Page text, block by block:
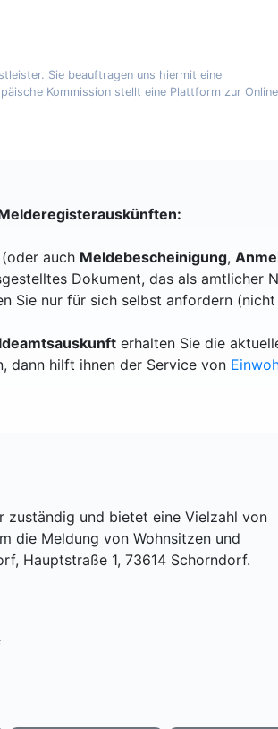
Sie beauftragen uns hiermit eine
Kommission stellt eine Plattform zur
(oder auch Meldebescheinigung,
Dokument, das als amtlicher
Sie nur für sich selbst anfordern
erhalten Sie die
dann hilft ihnen der Service von
und bietet eine Vielzahl von
die Meldung von Wohnsitzen und
Hauptstraße 1, 73614 Schorndorf.